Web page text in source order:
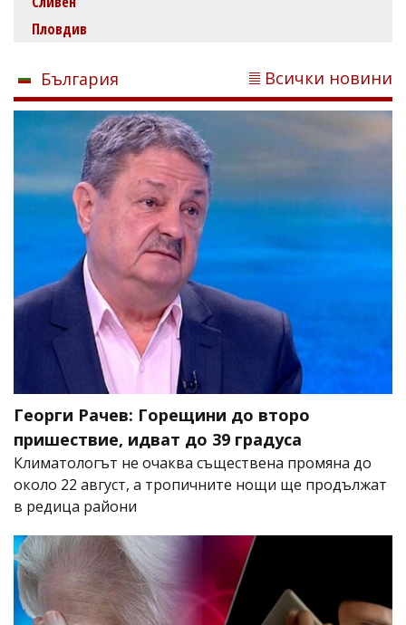
Пловдив
България Всички новини
Георги Рачев: Горещини до второ
пришествие, идват до 39 градуса
Климатологът не очаква съществена промяна до
около 22 август, а тропичните нощи ще продължат
в редица райони